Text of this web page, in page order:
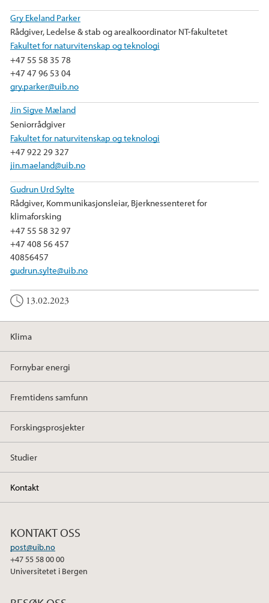
Gry Ekeland Parker
Rådgiver, Ledelse & stab og arealkoordinator NT-fakultetet
Fakultet for naturvitenskap og teknologi
+47 55 58 35 78
+47 47 96 53 04
gry.parker@uib.no
Jin Sigve Mæland
Seniorrådgiver
Fakultet for naturvitenskap og teknologi
+47 922 29 327
jin.maeland@uib.no
Gudrun Urd Sylte
Rådgiver, Kommunikasjonsleiar, Bjerknessenteret for
klimaforsking
+47 55 58 32 97
+47 408 56 457
40856457
gudrun.sylte@uib.no
13.02.2023
Klima
Fornybar energi
Fremtidens samfunn
Forskingsprosjekter
Studier
Kontakt
KONTAKT OSS
post@uib.no
+47 55 58 00 00
Universitetet i Bergen